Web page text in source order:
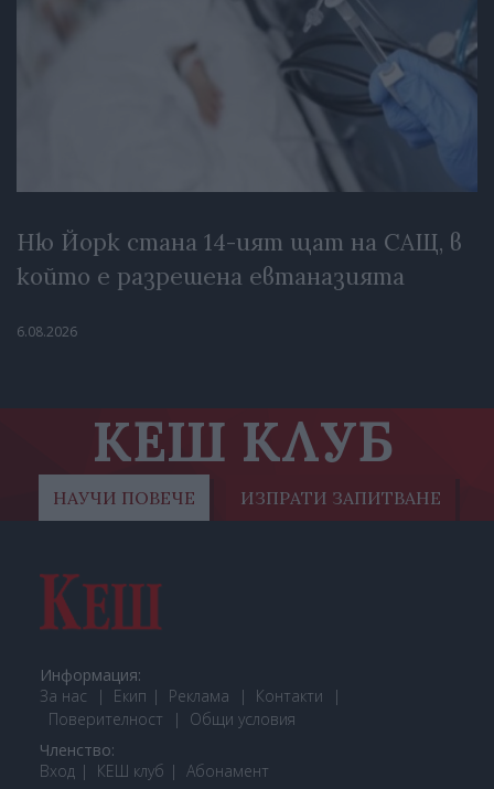
Ню Йорк стана 14-ият щат на САЩ, в
който е разрешена евтаназията
6.08.2026
КЕШ КЛУБ
НАУЧИ ПОВЕЧЕ ИЗПРАТИ ЗАПИТВАНЕ
Информация:
За нас
Екип Реклама
Контакти
Поверителност
Общи условия
Членство:
Вход
КЕШ клуб Абонамент